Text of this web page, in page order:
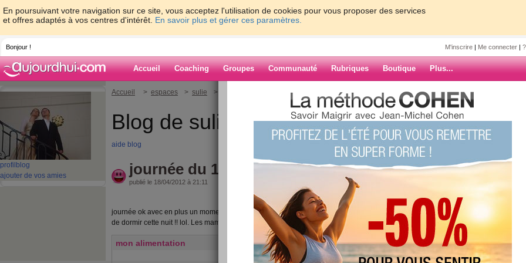
En poursuivant votre navigation sur ce site, vous acceptez l'utilisation de cookies pour vous proposer des services
et offres adaptés à vos centres d'intérêt. En savoir plus et gérer ces paramètres.
Bonjour ! M'inscrire | Me connecter |
Accueil Coaching Groupes Communauté Rubriques Boutique Plus...
profil blog
ajouter de vos amies
Accueil > espaces > sulie > journée du 18/04
Blog de sulie
aide blog
journée du 18/04
publié le 18/04/2012 à 21:11
journée ok avec en plus un moment detente au coiffeur car mon fils m'a empecher
de dormir cette nuit !! lol. Les mamans connaissent ça hein les filles ??!!
mon alimentation
Lait demi-écrémé, UHT, Céréales pour petit
ARCHIVES